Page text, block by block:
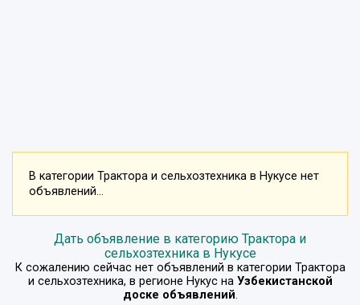
В категории Трактора и сельхозтехника в Нукусе нет
объявлений...
Дать объявление в категорию Трактора и
сельхозтехника в Нукусе
К сожалению сейчас нет объявлений в категории Трактора
и сельхозтехника, в регионе Нукусна Узбекистанской
доске объявлений.